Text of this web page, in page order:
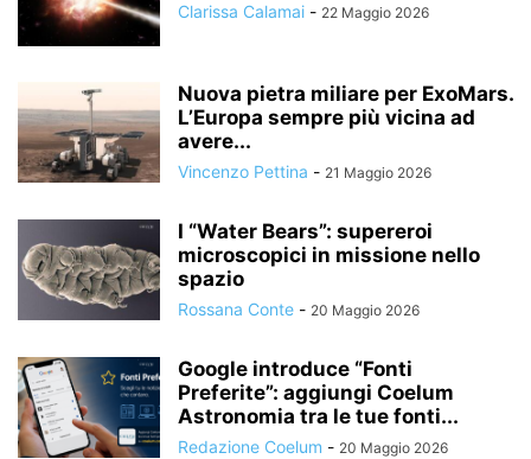
Clarissa Calamai - 22 Maggio 2026
Nuova pietra miliare per ExoMars.
L’Europa sempre più vicina ad
avere...
Vincenzo Pettina - 21 Maggio 2026
I “Water Bears”: supereroi
microscopici in missione nello
spazio
Rossana Conte - 20 Maggio 2026
Google introduce “Fonti
Preferite”: aggiungi Coelum
Astronomia tra le tue fonti...
Redazione Coelum - 20 Maggio 2026